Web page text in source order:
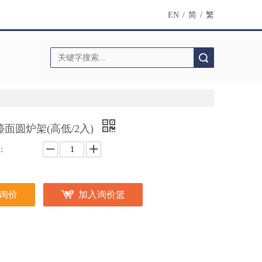
EN / 简 / 繁
面圆炉架(高低/2入)
价 加入询价篮